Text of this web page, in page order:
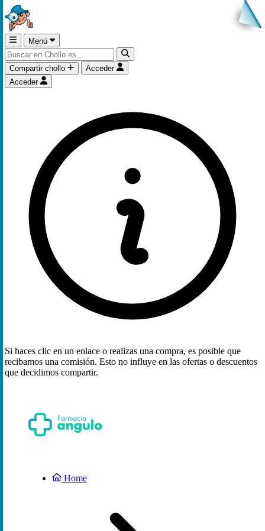
Menú
Compartir chollo
Acceder
Acceder
Si haces clic en un enlace o realizas una compra, es posible que
recibamos una comisión. Esto no influye en las ofertas o descuentos
que decidimos compartir.
Home